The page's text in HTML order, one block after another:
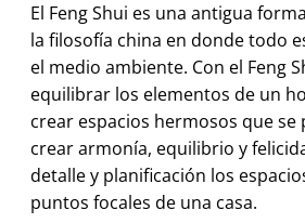
El Feng Shui es una antigua
la filosofía china en donde todo
el medio ambiente. Con el Feng
equilibrar los elementos de un
crear espacios hermosos que
crear armonía, equilibrio y
detalle y planificación los
puntos focales de una casa.